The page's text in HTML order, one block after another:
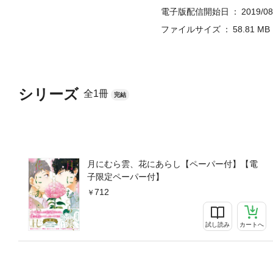
シリーズ 全1冊 完結
月にむら雲、花にあらし【ペーパー付】【電
子限定ペーパー付】
712
試し読み カートへ
電子版配信開始日
2019/
ファイルサイズ
58.81 MB